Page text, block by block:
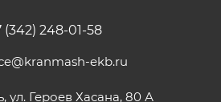
(342) 248-01-58
ekb.ru
ул. Героев Хасана, 80 А